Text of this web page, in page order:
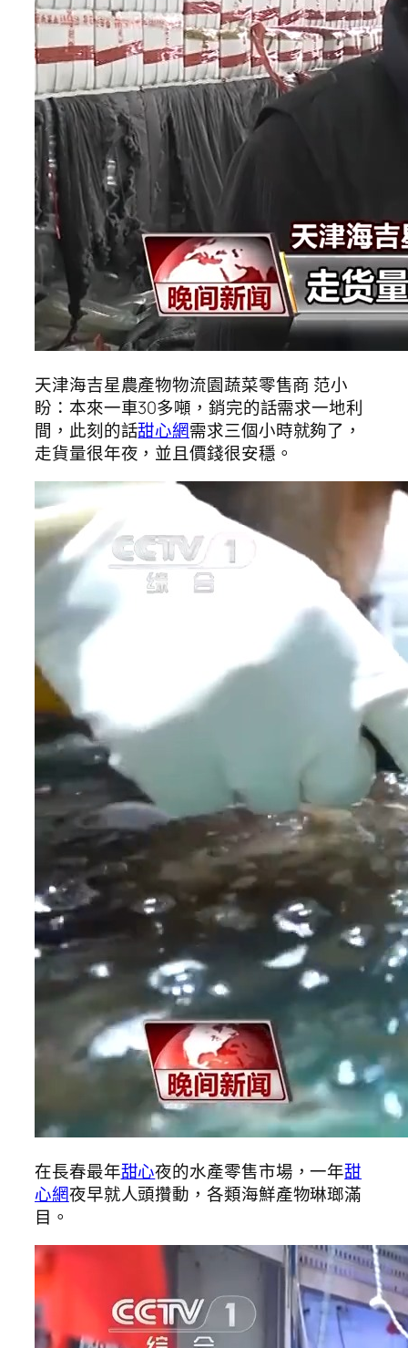
天津海吉星農產物物流園蔬菜零售商 范小
盼：本來一車30多噸，銷完的話需求一地利
間，此刻的話甜心網需求三個小時就夠了，
走貨量很年夜，並且價錢很安穩。
在長春最年甜心夜的水產零售市場，一年甜
心網夜早就人頭攢動，各類海鮮產物琳瑯滿
目。